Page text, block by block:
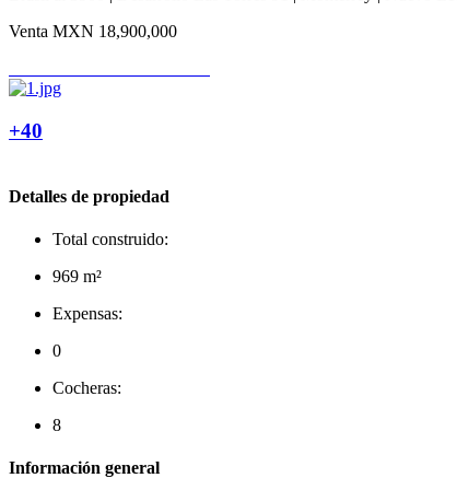
Venta MXN 18,900,000
+40
Detalles de propiedad
Total construido:
969 m²
Expensas:
0
Cocheras:
8
Información general